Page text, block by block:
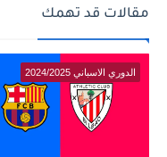
مقالات قد تهمك
الدوري الاسباني 2024/2025